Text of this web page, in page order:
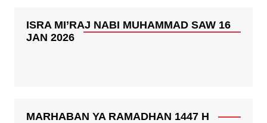
ISRA MI’RAJ NABI MUHAMMAD SAW 16
JAN 2026
MARHABAN YA RAMADHAN 1447 H